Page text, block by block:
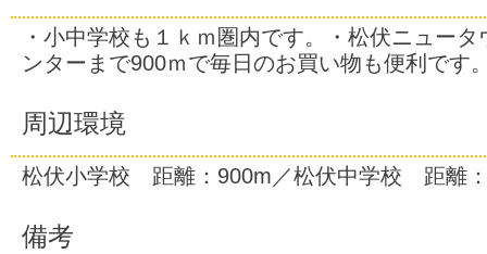
・小中学校も１ｋｍ圏内です。・松伏ニュー
ンターまで900ｍで毎日のお買い物も便利です
周辺環境
松伏小学校 距離：900m／松伏中学校 距離
備考